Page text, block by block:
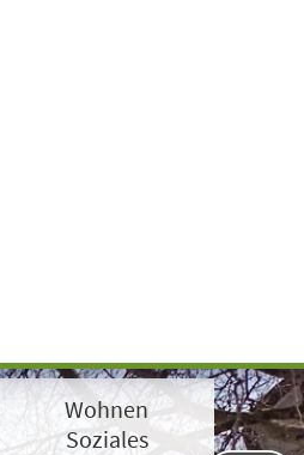
Wohnen
Soziales